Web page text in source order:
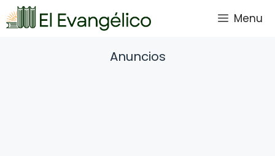
Saltar
al
Menu
Anuncios